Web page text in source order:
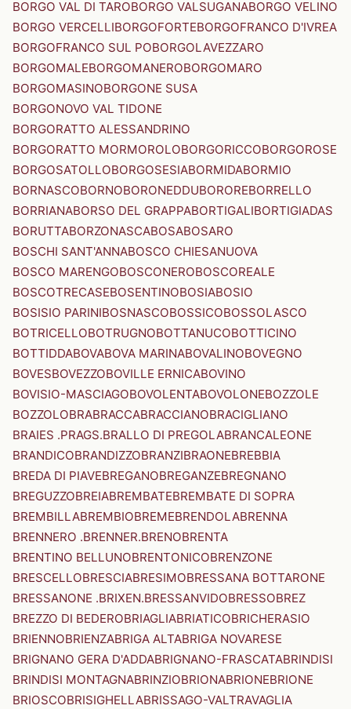
BORGO VAL DI TAROBORGO VALSUGANABORGO VELINO
BORGO VERCELLIBORGOFORTEBORGOFRANCO D'IVREA
BORGOFRANCO SUL POBORGOLAVEZZARO
BORGOMALEBORGOMANEROBORGOMARO
BORGOMASINOBORGONE SUSA
BORGONOVO VAL TIDONE
BORGORATTO ALESSANDRINO
BORGORATTO MORMOROLOBORGORICCOBORGOROSE
BORGOSATOLLOBORGOSESIABORMIDABORMIO
BORNASCOBORNOBORONEDDUBOROREBORRELLO
BORRIANABORSO DEL GRAPPABORTIGALIBORTIGIADAS
BORUTTABORZONASCABOSABOSARO
BOSCHI SANT'ANNABOSCO CHIESANUOVA
BOSCO MARENGOBOSCONEROBOSCOREALE
BOSCOTRECASEBOSENTINOBOSIABOSIO
BOSISIO PARINIBOSNASCOBOSSICOBOSSOLASCO
BOTRICELLOBOTRUGNOBOTTANUCOBOTTICINO
BOTTIDDABOVABOVA MARINABOVALINOBOVEGNO
BOVESBOVEZZOBOVILLE ERNICABOVINO
BOVISIO-MASCIAGOBOVOLENTABOVOLONEBOZZOLE
BOZZOLOBRABRACCABRACCIANOBRACIGLIANO
BRAIES .PRAGS.BRALLO DI PREGOLABRANCALEONE
BRANDICOBRANDIZZOBRANZIBRAONEBREBBIA
BREDA DI PIAVEBREGANOBREGANZEBREGNANO
BREGUZZOBREIABREMBATEBREMBATE DI SOPRA
BREMBILLABREMBIOBREMEBRENDOLABRENNA
BRENNERO .BRENNER.BRENOBRENTA
BRENTINO BELLUNOBRENTONICOBRENZONE
BRESCELLOBRESCIABRESIMOBRESSANA BOTTARONE
BRESSANONE .BRIXEN.BRESSANVIDOBRESSOBREZ
BREZZO DI BEDEROBRIAGLIABRIATICOBRICHERASIO
BRIENNOBRIENZABRIGA ALTABRIGA NOVARESE
BRIGNANO GERA D'ADDABRIGNANO-FRASCATABRINDISI
BRINDISI MONTAGNABRINZIOBRIONABRIONEBRIONE
BRIOSCOBRISIGHELLABRISSAGO-VALTRAVAGLIA